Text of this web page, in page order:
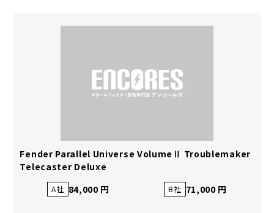
Fender Parallel Universe VolumeⅡ Troublemaker
Telecaster Deluxe
A社 84,000 円 B社 71,000 円